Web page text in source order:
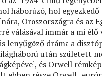
háborúzó, hol
Oroszországra és az
válásával immár a mi élő
lenyűgöző dráma a
után született
és Orwell